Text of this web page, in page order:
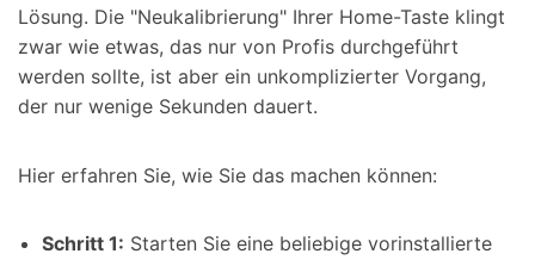
Lösung. Die "Neukalibrierung" Ihrer Home-Taste klingt
zwar wie etwas, das nur von Profis durchgeführt
werden sollte, ist aber ein unkomplizierter Vorgang,
der nur wenige Sekunden dauert.
Hier erfahren Sie, wie Sie das machen können:
Schritt 1: Starten Sie eine beliebige vorinstallierte